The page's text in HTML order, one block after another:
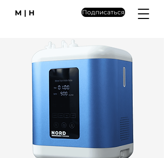
M|H Подписаться